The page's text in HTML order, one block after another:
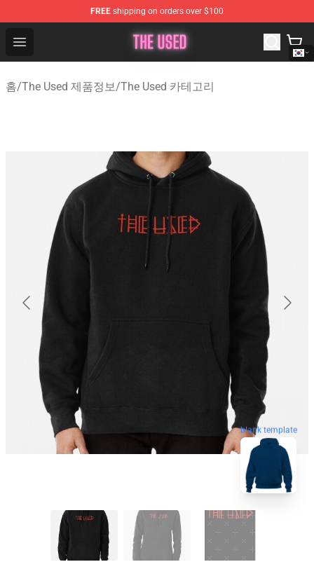
FREE shipping on orders over $100
Open menu
The Used Store - Official The Used Merchandise Shop
홈/The Used 제품정보/The Used 카테고리
blank template